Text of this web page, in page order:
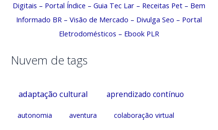
Digitais – Portal Índice – Guia Tec Lar – Receitas Pet – Bem
Informado BR – Visão de Mercado – Divulga Seo – Portal
Eletrodomésticos – Ebook PLR
Nuvem de tags
adaptação cultural aprendizado contínuo
autonomia aventura colaboração virtual